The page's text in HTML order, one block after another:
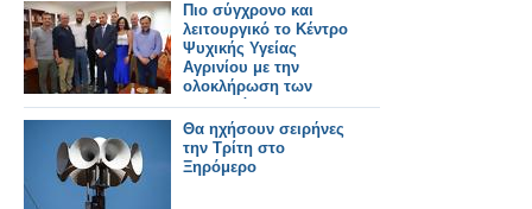
Πιο σύγχρονο και
λειτουργικό το Κέντρο
Ψυχικής Υγείας
Αγρινίου με την
ολοκλήρωση των
παρεμβάσεων που
χρηματοδοτήθηκαν
από το Ε.Π «Δυτική
Ελλάδα 2014-2020»
Θα ηχήσουν σειρήνες
την Τρίτη στο
Ξηρόμερο